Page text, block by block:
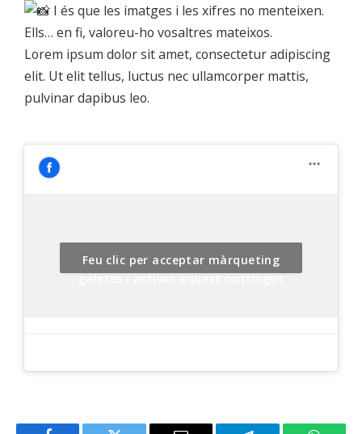
I és que les imatges i les xifres no menteixen.
Ells… en fi, valoreu-ho vosaltres mateixos.
Lorem ipsum dolor sit amet, consectetur adipiscing
elit. Ut elit tellus, luctus nec ullamcorper mattis,
pulvinar dapibus leo.
Feu clic per acceptar màrqueting
galetes i activar aquest contingut